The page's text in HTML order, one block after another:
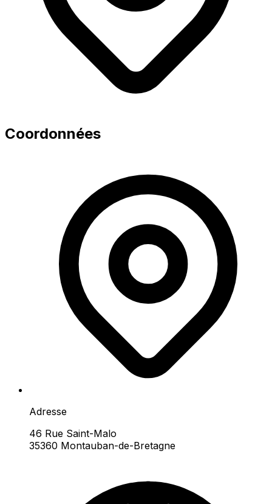
Coordonnées
Adresse
46 Rue Saint-Malo
35360 Montauban-de-Bretagne